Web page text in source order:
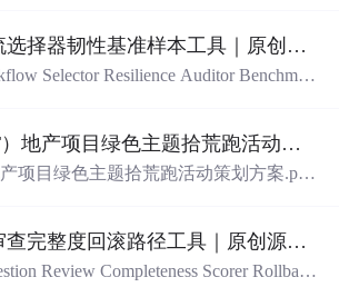
浏览器工作流选择器韧性基准样本工具｜原创源码+测试+离线报告
Selector Resilience Auditor Benchmar
和验收区间，比较不同批次的准确
；本地网页、JSON/HTML/SVG报告、
说明、MIT License及原创授权声明。
预检、质量审查和交付复核；Node.js
第三方运行依赖。
（共87页PPT）地产项目绿色主题拾荒跑活动策划方案.pptx
产项目绿色主题拾荒跑活动策划方案.ppt
Copilot建议审查完整度回滚路径工具｜原创源码+测试+离线报告
Review Completeness Scorer Rollback